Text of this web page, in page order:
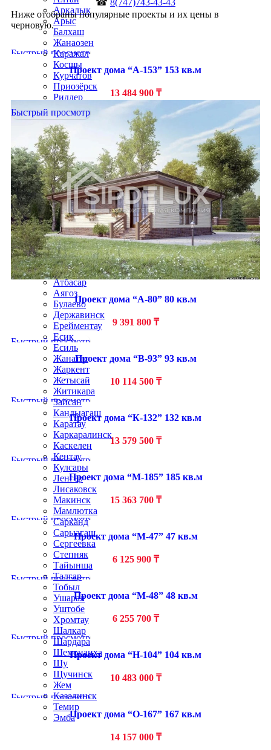
Аркалык
Арыс
Балхаш
Жанаозен
Каражал
Косшы
Курчатов
Приозёрск
Риддер
Сарань
Сатпаев
Серебрянск
Степногорск
Текели
Темиртау
Форт-Шевченко
Шар
Шахтинск
Экибастуз
Абай
Акколь
Аксай
Алга
Арал
Атбасар
Аягоз
Булаево
Державинск
Ерейментау
Есик
Есиль
Жанатас
Жаркент
Жетысай
Житикара
Зайсан
Кандыагаш
Каратау
Каркаралинск
Каскелен
Кентау
Кулсары
Ленгер
Лисаковск
Макинск
Мамлютка
Сарканд
Сарыагаш
Сергеевка
Степняк
Тайынша
Талгар
Тобыл
Ушарал
Уштобе
Хромтау
Шалкар
Шардара
Шемонаиха
Шу
Щучинск
Жем
Казалинск
Темир
Эмба
Строим по всему Казахстану
☎ 8(747)743-43-43
Ниже отобраны популярные проекты и их цены в
черновую.
Быстрый просмотр
Проект дома “А-153” 153 кв.м
13 484 900 ₸
Быстрый просмотр
Проект дома “А-80” 80 кв.м
9 391 800 ₸
Быстрый просмотр
Проект дома “В-93” 93 кв.м
10 114 500 ₸
Быстрый просмотр
Проект дома “К-132” 132 кв.м
13 579 500 ₸
Быстрый просмотр
Проект дома “М-185” 185 кв.м
15 363 700 ₸
Быстрый просмотр
Проект дома “М-47” 47 кв.м
6 125 900 ₸
Быстрый просмотр
Проект дома “М-48” 48 кв.м
6 255 700 ₸
Быстрый просмотр
Проект дома “Н-104” 104 кв.м
10 483 000 ₸
Быстрый просмотр
Проект дома “О-167” 167 кв.м
14 157 000 ₸